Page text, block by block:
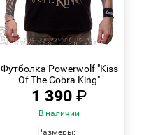
Футболка Powerwolf "Kiss
Of The Cobra King"
1 390 ₽
В наличии
Размеры: